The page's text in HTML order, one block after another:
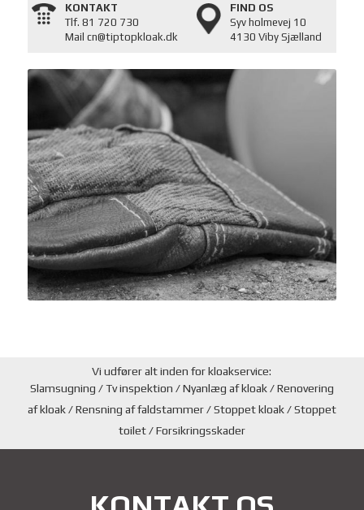
KONTAKT
Tlf. 81 720 730
Mail cn@tiptopkloak.dk
FIND OS
Syv holmevej 10
4130 Viby Sjælland
Vi udfører alt inden for kloakservice:
Slamsugning / Tv inspektion / Nyanlæg af kloak / Renovering
af kloak / Rensning af faldstammer / Stoppet kloak / Stoppet
toilet / Forsikringsskader